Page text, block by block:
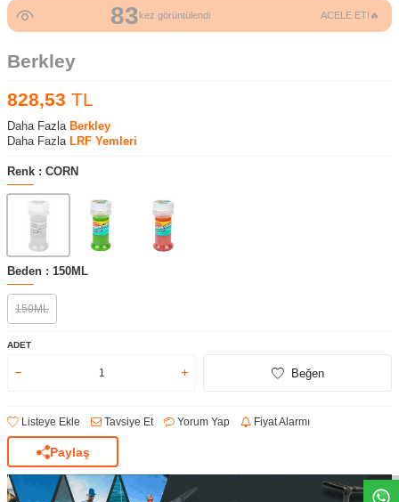
83 kez görüntülendi ACELE ET!🔥
Berkley
828,53 TL
Daha Fazla Berkley
Daha Fazla LRF Yemleri
Renk : CORN
Beden : 150ML
150ML
ADET
Beğen
Listeye Ekle Tavsiye Et Yorum Yap Fiyat Alarmı
Paylaş